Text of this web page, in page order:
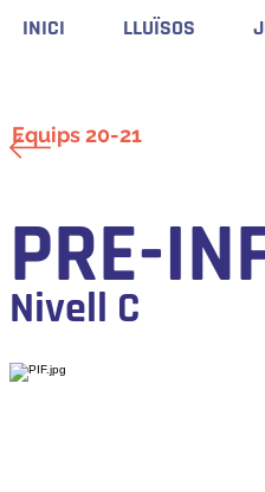
INICI LLUÏSOS
Equips 20-21
PRE-
Nivell C